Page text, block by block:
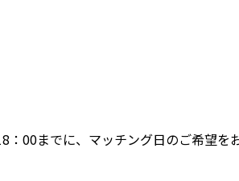
00までに、マッチング日のご希望を